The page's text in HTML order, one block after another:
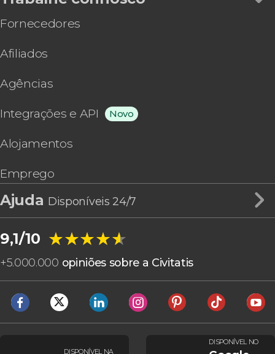
Fornecedores
Afiliados
Agências
Integrações e API Novo
Alojamentos
Emprego
Ajuda Disponíveis 24/7
9,1/10 ★★★★★
★★★★★
+5.000.000 opiniões sobre a Civitatis
DISPONÍVEL NA
DISPONÍVEL NO